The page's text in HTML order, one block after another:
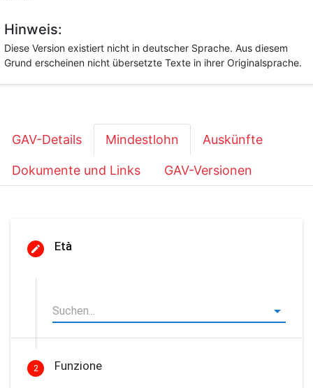
Hinweis:
Diese Version existiert nicht in deutscher Sprache. Aus diesem
Grund erscheinen nicht übersetzte Texte in ihrer Originalsprache.
GAV-Details Mindestlohn Auskünfte
Dokumente und Links GAV-Versionen
Età
2 Funzione